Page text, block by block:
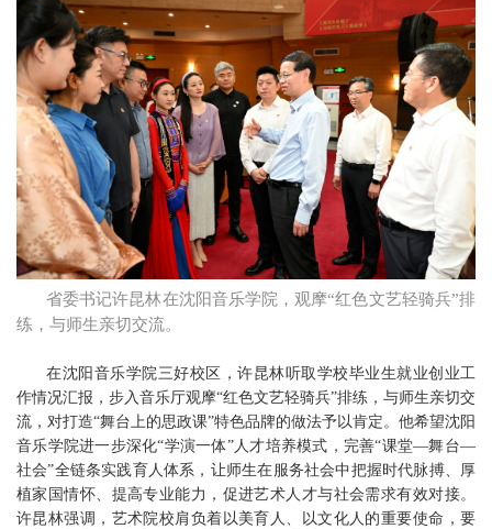
省委书记许昆林在沈阳音乐学院，观摩“红色文艺轻骑兵”排
练，与师生亲切交流。
在沈阳音乐学院三好校区，许昆林听取学校毕业生就业创业工
作情况汇报，步入音乐厅观摩“红色文艺轻骑兵”排练，与师生亲切交
流，对打造“舞台上的思政课”特色品牌的做法予以肯定。他希望沈阳
音乐学院进一步深化“学演一体”人才培养模式，完善“课堂—舞台—
社会”全链条实践育人体系，让师生在服务社会中把握时代脉搏、厚
植家国情怀、提高专业能力，促进艺术人才与社会需求有效对接。
许昆林强调，艺术院校肩负着以美育人、以文化人的重要使命，要